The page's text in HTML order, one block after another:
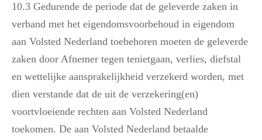
10.3 Gedurende de periode dat de geleverde zaken in
verband met het eigendomsvoorbehoud in eigendom
aan Volsted Nederland toebehoren moeten de geleverde
zaken door Afnemer tegen tenietgaan, verlies, diefstal
en wettelijke aansprakelijkheid verzekerd worden, met
dien verstande dat de uit de verzekering(en)
voortvloeiende rechten aan Volsted Nederland
toekomen. De aan Volsted Nederland betaalde